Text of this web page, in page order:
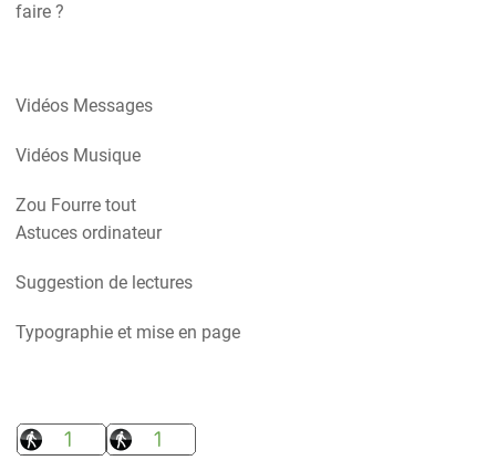
faire ?
Vidéos Messages
Vidéos Musique
Zou Fourre tout
Astuces ordinateur
Suggestion de lectures
Typographie et mise en page